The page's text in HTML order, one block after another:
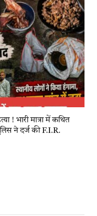
! भारी मात्रा में कथित
ने दर्ज की F.I.R.